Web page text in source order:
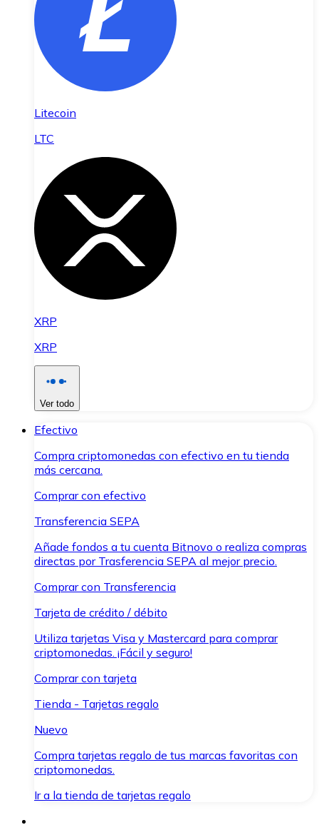
Litecoin
LTC
XRP
XRP
Ver todo
Efectivo
Compra criptomonedas con efectivo en tu tienda
más cercana.
Comprar con efectivo
Transferencia SEPA
Añade fondos a tu cuenta Bitnovo o realiza compras
directas por Trasferencia SEPA al mejor precio.
Comprar con Transferencia
Tarjeta de crédito / débito
Utiliza tarjetas Visa y Mastercard para comprar
criptomonedas. ¡Fácil y seguro!
Comprar con tarjeta
Tienda - Tarjetas regalo
Nuevo
Compra tarjetas regalo de tus marcas favoritas con
criptomonedas.
Ir a la tienda de tarjetas regalo